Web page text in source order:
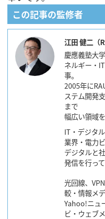
この記事の監修者
江田 健二（
慶應義塾大
ネルギー・
事。
2005年に
ステム開発
まで
幅広い領域
IT・デジタ
業界・電力
デジタルと
発信を行って
光回線、
較・情報メ
Yahoo!ニュ
ビ・ウェブ